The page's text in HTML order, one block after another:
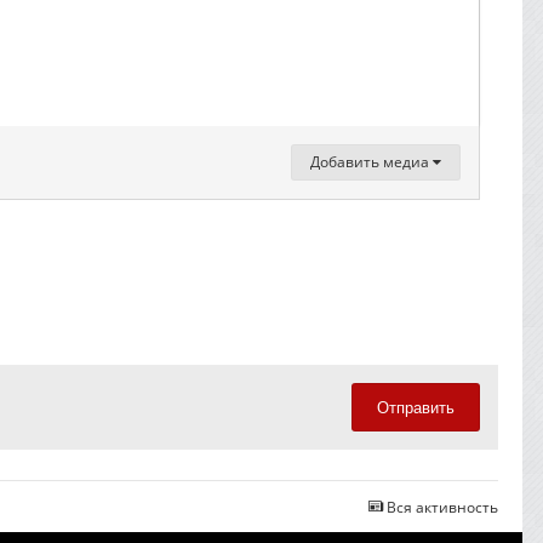
Добавить медиа
Отправить
Вся активность